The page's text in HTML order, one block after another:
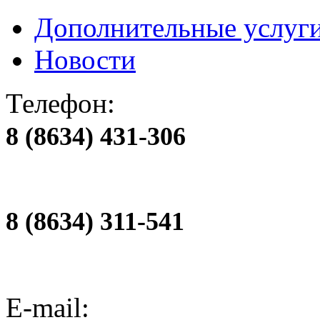
Дополнительные
Новости
Телефон:
8 (8634) 431-306
8 (8634) 311-541
E-mail: